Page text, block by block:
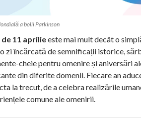
a bolii Parkinson
de 11 aprilieeste mai mult decât o
zi încărcată de semnificații istorice,
cheie pentru omenire și aniversări
din diferite domenii. Fiecare an
la trecut, de a celebra realizările
comune ale omenirii.